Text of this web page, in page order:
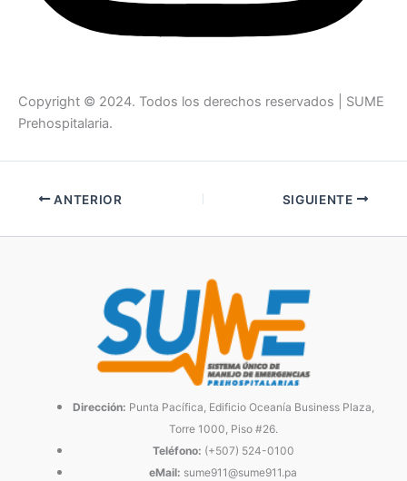
Copyright © 2024. Todos los derechos reservados | SUME
Prehospitalaria.
ANTERIOR SIGUIENTE
Dirección: Punta Pacífica, Edificio Oceanía Business Plaza,
Torre 1000, Piso #26.
Teléfono: (+507) 524-0100
eMail: sume911@sume911.pa